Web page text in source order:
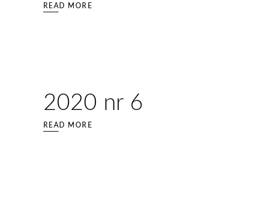
READ MORE
2020 nr 6
READ MORE